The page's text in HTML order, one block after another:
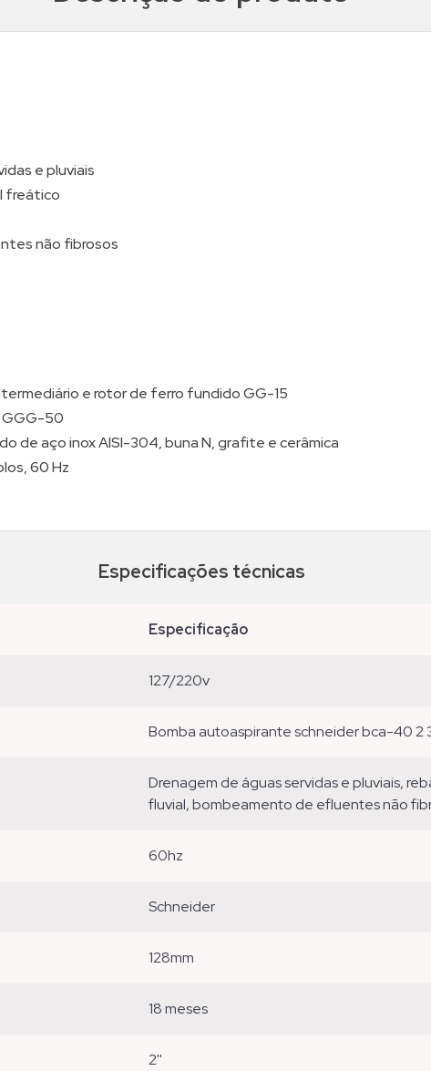
e pluviais
freático
não fibrosos
e rotor de ferro fundido GG-15
GGG-50
de aço inox AISI-304, buna N, grafite e cerâmica
60 Hz
Especificações técnicas
especificação
127/220v
bomba autoaspirante schneider bca-40 2
drenagem de águas servidas e pluviais, rebaixamento de lençol freático, captação
fluvial, bombeamento de efluentes não
60hz
schneider
128mm
18 meses
2''